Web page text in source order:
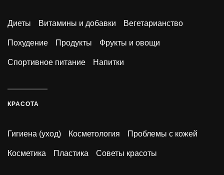
Диеты Витамины и добавки Вегетарианство
Похудение Продукты Фрукты и овощи
Спортивное питание Напитки
КРАСОТА
Гигиена (уход) Косметология Проблемы с кожей
Косметика Пластика Советы красоты